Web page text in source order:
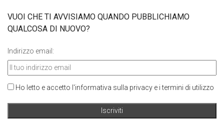
VUOI CHE TI AVVISIAMO QUANDO PUBBLICHIAMO
QUALCOSA DI NUOVO?
Indirizzo email:
Ho letto e accetto l'informativa sulla privacy e i termini di utilizzo